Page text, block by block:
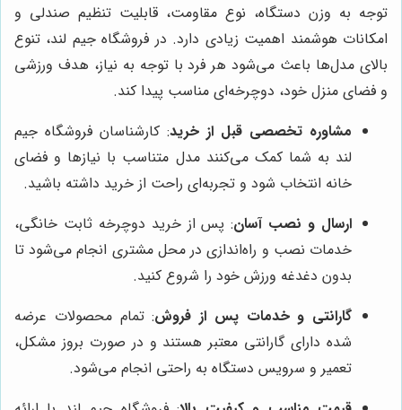
توجه به وزن دستگاه، نوع مقاومت، قابلیت تنظیم صندلی و
امکانات هوشمند اهمیت زیادی دارد. در فروشگاه جیم لند، تنوع
بالای مدل‌ها باعث می‌شود هر فرد با توجه به نیاز، هدف ورزشی
و فضای منزل خود، دوچرخه‌ای مناسب پیدا کند.
مشاوره تخصصی قبل از خرید: کارشناسان فروشگاه جیم
لند به شما کمک می‌کنند مدل متناسب با نیازها و فضای
خانه انتخاب شود و تجربه‌ای راحت از خرید داشته باشید.
ارسال و نصب آسان: پس از خرید دوچرخه ثابت خانگی،
خدمات نصب و راه‌اندازی در محل مشتری انجام می‌شود تا
بدون دغدغه ورزش خود را شروع کنید.
گارانتی و خدمات پس از فروش: تمام محصولات عرضه
شده دارای گارانتی معتبر هستند و در صورت بروز مشکل،
تعمیر و سرویس دستگاه به راحتی انجام می‌شود.